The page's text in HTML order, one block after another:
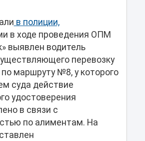
в полиции,
в ходе проведения ОПМ
выявлен водитель
перевозку
маршруту №8, у которого
суда действие
удостоверения
в связи с
по алиментам. На